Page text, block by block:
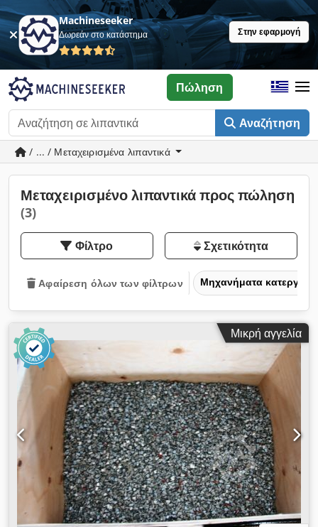
Machineseeker
Δωρεάν στο κατάστημα Στην εφαρμογή
Αναζήτηση
Πώληση
/ ... / Μεταχειρισμένα λιπαντικά
Μεταχειρισμένο λιπαντικά προς πώληση
(3)
Φίλτρο Σχετικότητα
Αφαίρεση όλων των φίλτρων Μηχανήματα
Μικρή αγγελία